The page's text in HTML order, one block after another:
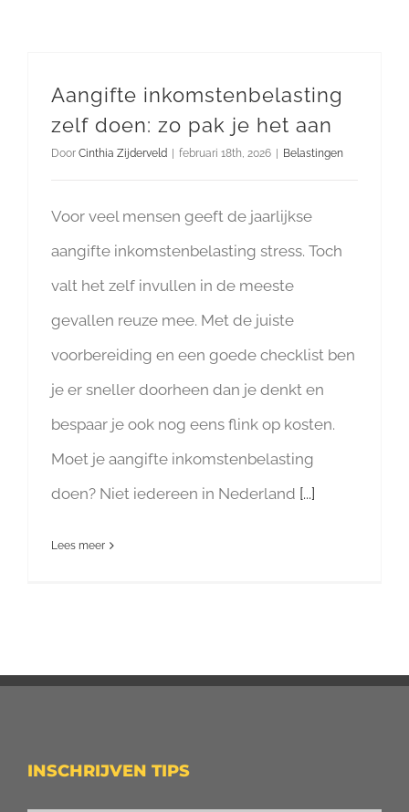
Aangifte inkomstenbelasting
zelf doen: zo pak je het aan
Door Cinthia Zijderveld | februari 18th, 2026 | Belastingen
Voor veel mensen geeft de jaarlijkse
aangifte inkomstenbelasting stress. Toch
valt het zelf invullen in de meeste
gevallen reuze mee. Met de juiste
voorbereiding en een goede checklist ben
je er sneller doorheen dan je denkt en
bespaar je ook nog eens flink op kosten.
Moet je aangifte inkomstenbelasting
doen? Niet iedereen in Nederland [...]
Lees meer
INSCHRIJVEN TIPS